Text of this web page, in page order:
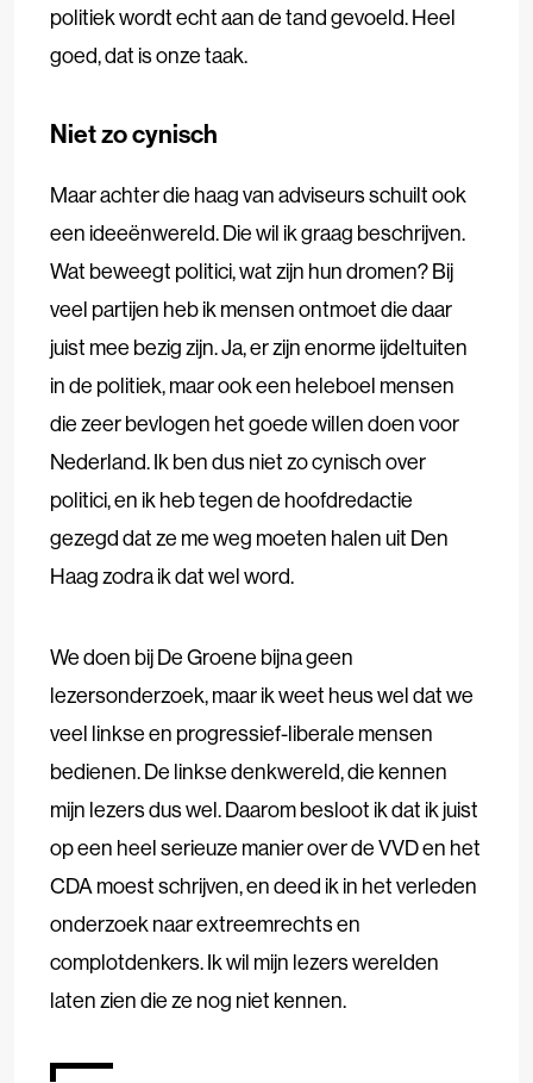
politiek wordt echt aan de tand gevoeld. Heel
goed, dat is onze taak.
Niet zo cynisch
Maar achter die haag van adviseurs schuilt ook
een ideeënwereld. Die wil ik graag beschrijven.
Wat beweegt politici, wat zijn hun dromen? Bij
veel partijen heb ik mensen ontmoet die daar
juist mee bezig zijn. Ja, er zijn enorme ijdeltuiten
in de politiek, maar ook een heleboel mensen
die zeer bevlogen het goede willen doen voor
Nederland. Ik ben dus niet zo cynisch over
politici, en ik heb tegen de hoofdredactie
gezegd dat ze me weg moeten halen uit Den
Haag zodra ik dat wel word.
We doen bij De Groene bijna geen
lezersonderzoek, maar ik weet heus wel dat we
veel linkse en progressief-liberale mensen
bedienen. De linkse denkwereld, die kennen
mijn lezers dus wel. Daarom besloot ik dat ik juist
op een heel serieuze manier over de VVD en het
CDA moest schrijven, en deed ik in het verleden
onderzoek naar extreemrechts en
complotdenkers. Ik wil mijn lezers werelden
laten zien die ze nog niet kennen.